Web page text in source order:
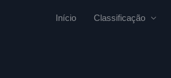
Início Classificação